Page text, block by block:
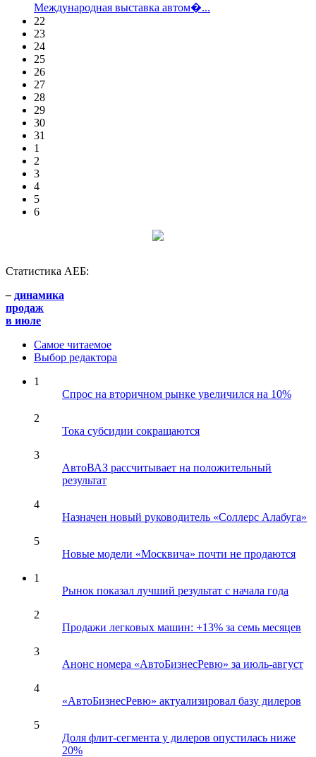
Международная выставка автом�...
22
23
24
25
26
27
28
29
30
31
1
2
3
4
5
6
Статистика АЕБ:
– динамика
продаж
в июле
Самое читаемое
Выбор редактора
1
Спрос на вторичном рынке увеличился на 10%
2
Тока субсидии сокращаются
3
АвтоВАЗ рассчитывает на положительный
результат
4
Назначен новый руководитель «Соллерс Алабуга»
5
Новые модели «Москвича» почти не продаются
1
Рынок показал лучший результат с начала года
2
Продажи легковых машин: +13% за семь месяцев
3
Анонс номера «АвтоБизнесРевю» за июль-август
4
«АвтоБизнесРевю» актуализировал базу дилеров
5
Доля флит-сегмента у дилеров опустилась ниже
20%